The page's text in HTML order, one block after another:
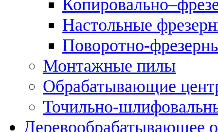
Настольные
Поворотно-
Монтажные пилы
Обрабатывающие
Точильно-
Деревообрабатывающее